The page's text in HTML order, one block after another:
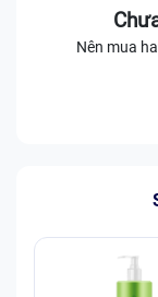
Nên mua